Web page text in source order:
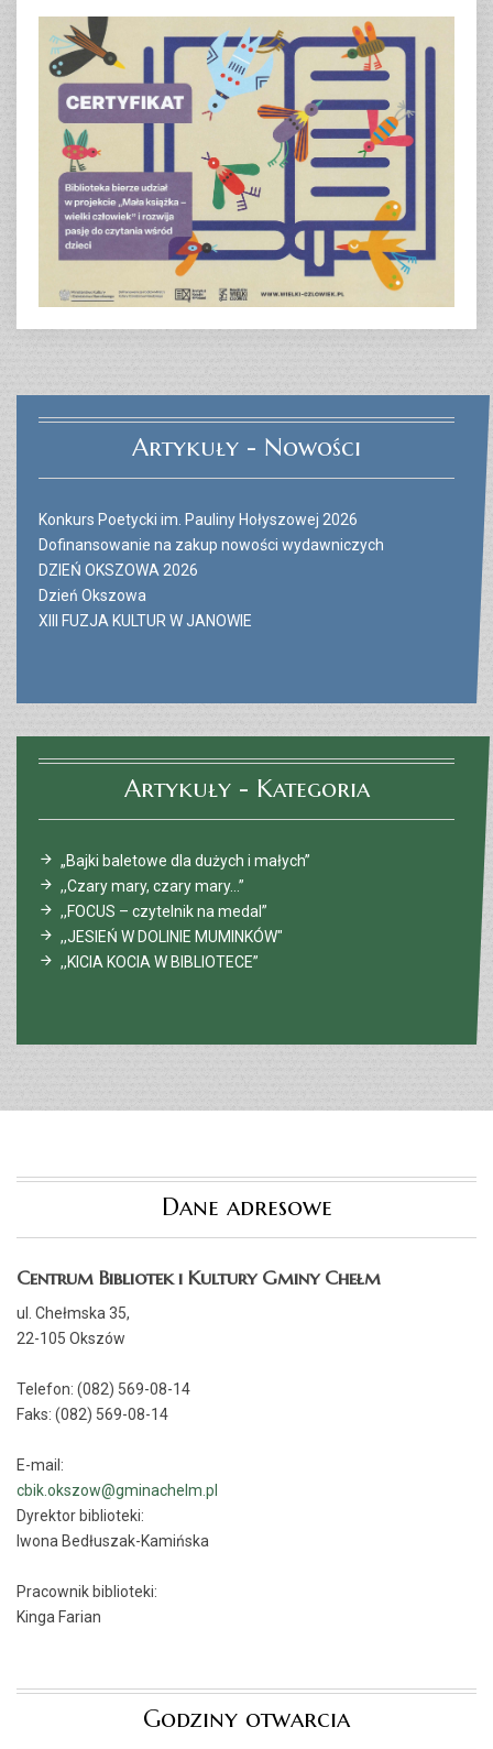
Artykuły - Nowości
Konkurs Poetycki im. Pauliny Hołyszowej 2026
Dofinansowanie na zakup nowości wydawniczych
DZIEŃ OKSZOWA 2026
Dzień Okszowa
XIII FUZJA KULTUR W JANOWIE
Artykuły - Kategoria
„Bajki baletowe dla dużych i małych”
,,Czary mary, czary mary…”
,,FOCUS – czytelnik na medal”
,,JESIEŃ W DOLINIE MUMINKÓW"
,,KICIA KOCIA W BIBLIOTECE”
Dane adresowe
Centrum Bibliotek i Kultury Gminy Chełm
ul. Chełmska 35,
22-105 Okszów
Telefon: (082) 569-08-14
Faks: (082) 569-08-14
E-mail:
cbik.okszow@gminachelm.pl
Dyrektor biblioteki:
Iwona Bedłuszak-Kamińska
Pracownik biblioteki:
Kinga Farian
Godziny otwarcia